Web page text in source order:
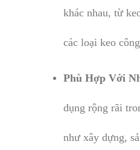
khác nhau, từ
các loại keo
Phù Hợp Với
dụng rộng rãi
như xây dựng,